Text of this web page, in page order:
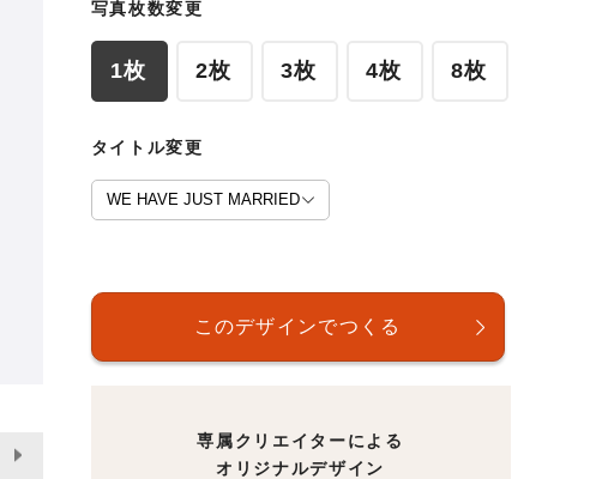
写真枚数変更
1枚 2枚 3枚 4枚 8枚
タイトル変更
専属クリエイターによる
オリジナルデザイン